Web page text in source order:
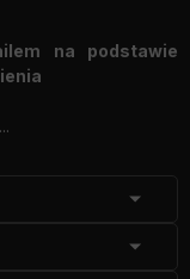
na podstawie